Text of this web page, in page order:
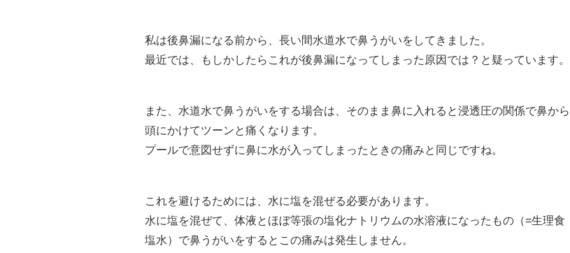
私は後鼻漏になる前から、長い間水道水で鼻うがいをしてきました。
最近では、もしかしたらこれが後鼻漏になってしまった原因では？と疑っています。
また、水道水で鼻うがいをする場合は、そのまま鼻に入れると浸透圧の関係で鼻から
頭にかけてツーンと痛くなります。
プールで意図せずに鼻に水が入ってしまったときの痛みと同じですね。
これを避けるためには、水に塩を混ぜる必要があります。
水に塩を混ぜて、体液とほぼ等張の塩化ナトリウムの水溶液になったもの（=生理食
塩水）で鼻うがいをするとこの痛みは発生しません。